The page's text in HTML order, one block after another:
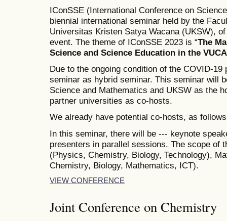
IConSSE (International Conference on
biennial international seminar held by the
Universitas Kristen Satya Wacana (UKSW),
event. The theme of IConSSE 2023 is “The
Science and Science Education in the VUCA
Due to the ongoing condition of the COVID-
seminar as hybrid seminar. This seminar will
Science and Mathematics and UKSW as the
partner universities as co-hosts.
We already have potential co-hosts, as
In this seminar, there will be --- keynote
presenters in parallel sessions. The scope of
(Physics, Chemistry, Biology, Technology),
Chemistry, Biology, Mathematics, ICT).
VIEW CONFERENCE
Joint Conference on Chemistry